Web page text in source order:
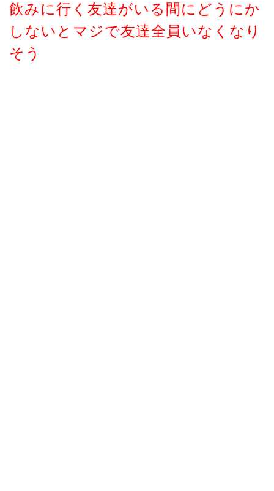
飲みに行く友達がいる間にどうにか
しないとマジで友達全員いなくなり
そう